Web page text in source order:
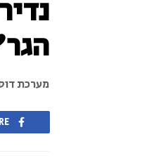
מערכת